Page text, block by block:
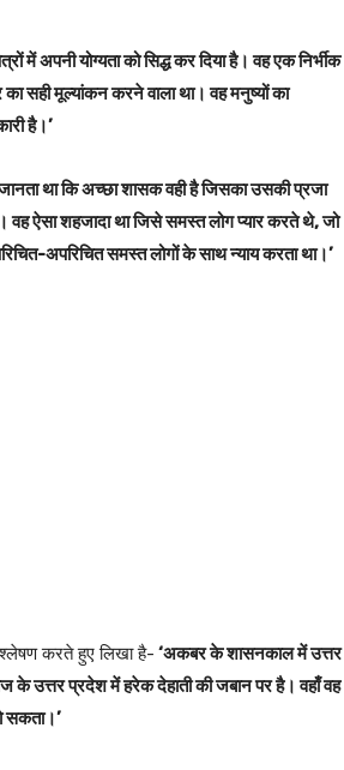
में अपनी योग्यता को सिद्ध कर दिया है। वह एक निर्भीक
सही मूल्यांकन करने वाला था। वह मनुष्यों का
है।’
था कि अच्छा शासक वही है जिसका उसकी प्रजा
ऐसा शहजादा था जिसे समस्त लोग प्यार करते थे, जो
अपरिचित समस्त लोगों के साथ न्याय करता था।’
करते हुए लिखा है- ‘अकबर के शासनकाल में उत्तर
उत्तर प्रदेश में हरेक देहाती की जबान पर है। वहाँ वह
सकता।’